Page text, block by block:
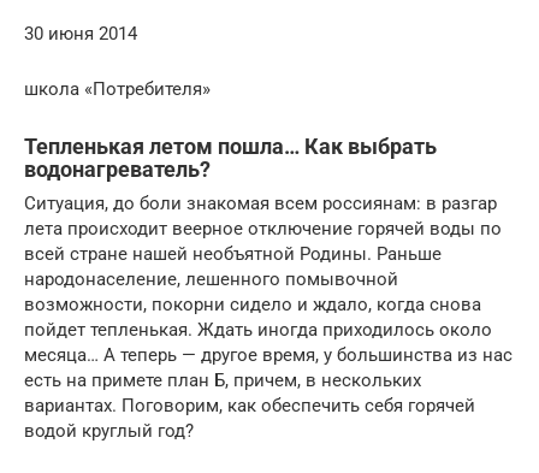
30 июня 2014
школа «Потребителя»
Тепленькая летом пошла… Как выбрать
водонагреватель?
Ситуация, до боли знакомая всем россиянам: в разгар
лета происходит веерное отключение горячей воды по
всей стране нашей необъятной Родины. Раньше
народонаселение, лешенного помывочной
возможности, покорни сидело и ждало, когда снова
пойдет тепленькая. Ждать иногда приходилось около
месяца… А теперь — другое время, у большинства из нас
есть на примете план Б, причем, в нескольких
вариантах. Поговорим, как обеспечить себя горячей
водой круглый год?